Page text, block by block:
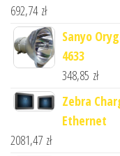
692,74 zł
Sanyo
4633
348,85 zł
Zebra
Ethernet
2081,47 zł